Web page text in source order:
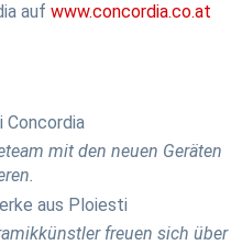
auf www.concordia.co.at
mit den neuen Geräten
freuen sich über